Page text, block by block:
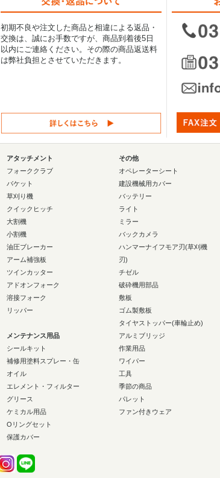
初期不良や注文した商品と相違による返品・
交換は、誠にお手数ですが、商品到着後5日
以内にご連絡ください。その際の商品返送料
は弊社負担とさせていただきます。
アタッチメント
フォーククラブ
バケット
草刈り機
クイックヒッチ
大割機
小割機
油圧ブレーカー
アーム補強板
ツインカッター
アドオンフォーク
溶接フォーク
リッパー
メンテナンス用品
シールキット
補修用塗料スプレー・缶
オイル
エレメント・フィルター
グリース
ケミカル用品
Oリングセット
保護カバー
その他
オペレーターシート
建設機械用カバー
バッテリー
ライト
ミラー
バックカメラ
ハンマーナイフモア刃(草刈機
刃)
チゼル
破砕機用部品
敷板
ゴム製敷板
タイヤストッパー(車輪止め)
アルミブリッジ
作業用品
ワイパー
工具
季節の商品
パレット
ファン付きウェア